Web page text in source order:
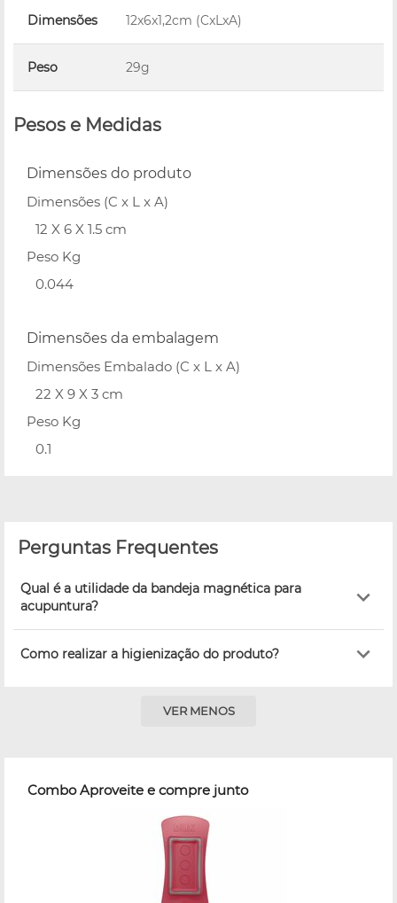
Dimensões 12x6x1,2cm (CxLxA)
Peso 29g
Pesos e Medidas
Dimensões do produto
Dimensões (C x L x A)
12 X 6 X 1.5 cm
Peso Kg
0.044
Dimensões da embalagem
Dimensões Embalado (C x L x A)
22 X 9 X 3 cm
Peso Kg
0.1
Perguntas Frequentes
Qual é a utilidade da bandeja magnética para
acupuntura?
Como realizar a higienização do produto?
VER MENOS
Combo Aproveite e compre junto